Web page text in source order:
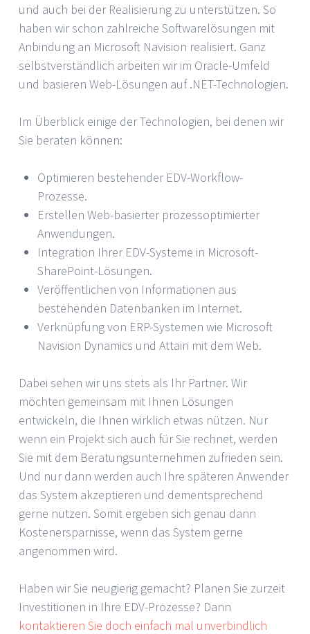
und auch bei der Realisierung zu unterstützen. So
haben wir schon zahlreiche Softwarelösungen mit
Anbindung an Microsoft Navision realisiert. Ganz
selbstverständlich arbeiten wir im Oracle-Umfeld
und basieren Web-Lösungen auf .NET-Technologien.
Im Überblick einige der Technologien, bei denen wir
Sie beraten können:
Optimieren bestehender EDV-Workflow-
Prozesse.
Erstellen Web-basierter prozessoptimierter
Anwendungen.
Integration Ihrer EDV-Systeme in Microsoft-
SharePoint-Lösungen.
Veröffentlichen von Informationen aus
bestehenden Datenbanken im Internet.
Verknüpfung von ERP-Systemen wie Microsoft
Navision Dynamics und Attain mit dem Web.
Dabei sehen wir uns stets als Ihr Partner. Wir
möchten gemeinsam mit Ihnen Lösungen
entwickeln, die Ihnen wirklich etwas nützen. Nur
wenn ein Projekt sich auch für Sie rechnet, werden
Sie mit dem Beratungsunternehmen zufrieden sein.
Und nur dann werden auch Ihre späteren Anwender
das System akzeptieren und dementsprechend
gerne nutzen. Somit ergeben sich genau dann
Kostenersparnisse, wenn das System gerne
angenommen wird.
Haben wir Sie neugierig gemacht? Planen Sie zurzeit
Investitionen in Ihre EDV-Prozesse? Dann
kontaktieren Sie doch einfach mal unverbindlich